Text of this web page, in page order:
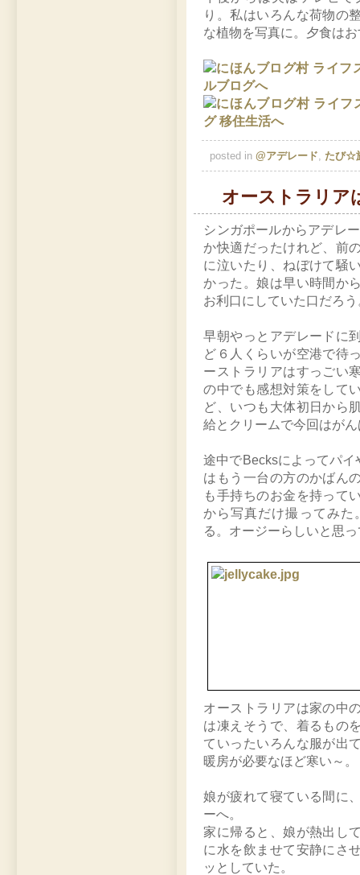
り。私はいろんな荷物の
な植物を写真に。夕食は
posted in @アデレード たび☆
オーストラリア
シンガポールからアデレ
か快適だったけれど、前
に泣いたり、ねぼけて騒
かった。娘は早い時間か
お利口にしていた口だろ
早朝やっとアデレードに
ど６人くらいが空港で待
ーストラリアはすっごい
の中でも感想対策をして
ど、いつも大体初日から
給とクリームで今回はが
途中でBecksによってパ
はもう一台の方のかばん
も手持ちのお金を持って
から写真だけ撮ってみた
る。オージーらしいと思
オーストラリアは家の中
は凍えそうで、着るもの
ていったいろんな服が出
暖房が必要なほど寒い～。
娘が疲れて寝ている間に
ーへ。
家に帰ると、娘が熱出し
に水を飲ませて安静にさ
ッとしていた。